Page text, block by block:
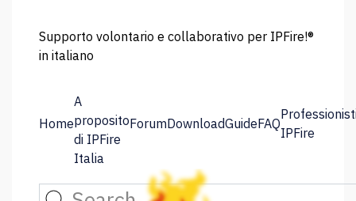
Supporto volontario e collaborativo per IPFire!®
in italiano
Home
A
proposito
di IPFire
Italia
ForumDownloadGuideFAQ
IPFire